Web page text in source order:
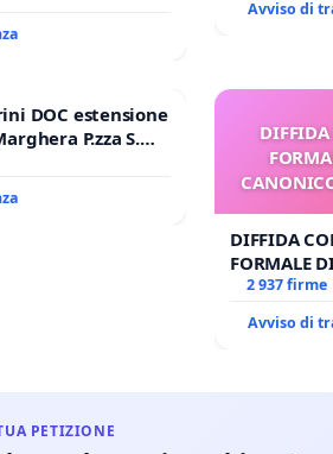
Avviso di
DOC estensione
P.zza S.
Marco Polo
DIFFIDA
DIFFIDA
FORMALE
CANONICO
2 937 firme
Avviso di
PETIZIONE